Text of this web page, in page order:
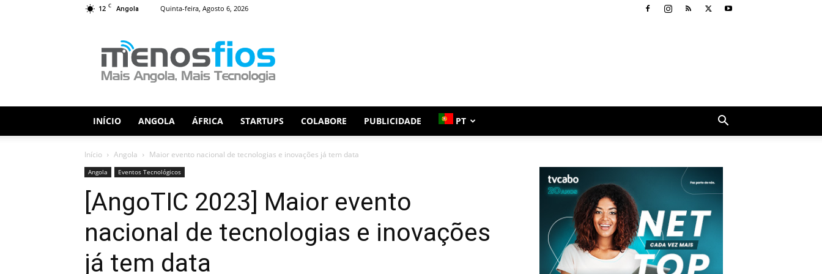
12 C Angola Quinta-feira, Agosto 6, 2026
Fios
INÍCIO ANGOLA ÁFRICA STARTUPS COLABORE PUBLICIDADE PT
Início Angola Maior evento nacional de tecnologias e inovações já tem data
Angola Eventos Tecnológicos
[AngoTIC 2023] Maior evento
nacional de tecnologias e inovações
já tem data